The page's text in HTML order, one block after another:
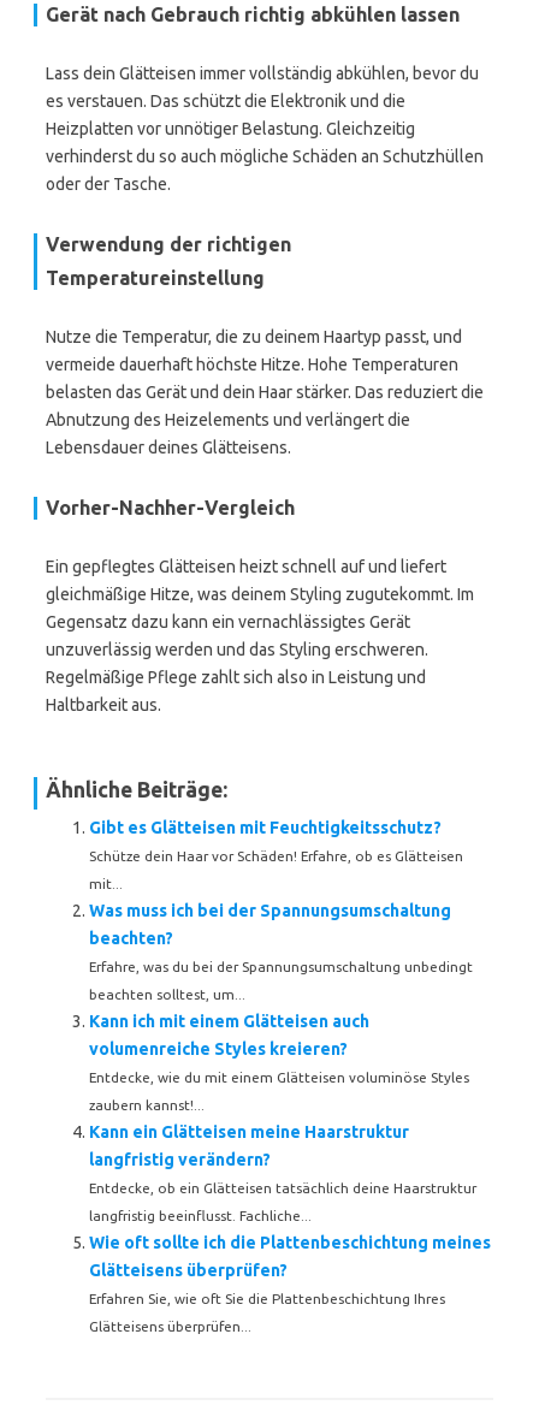
Gerät nach Gebrauch richtig abkühlen lassen
Lass dein Glätteisen immer vollständig abkühlen, bevor du
es verstauen. Das schützt die Elektronik und die
Heizplatten vor unnötiger Belastung. Gleichzeitig
verhinderst du so auch mögliche Schäden an Schutzhüllen
oder der Tasche.
Verwendung der richtigen
Temperatureinstellung
Nutze die Temperatur, die zu deinem Haartyp passt, und
vermeide dauerhaft höchste Hitze. Hohe Temperaturen
belasten das Gerät und dein Haar stärker. Das reduziert die
Abnutzung des Heizelements und verlängert die
Lebensdauer deines Glätteisens.
Vorher-Nachher-Vergleich
Ein gepflegtes Glätteisen heizt schnell auf und liefert
gleichmäßige Hitze, was deinem Styling zugutekommt. Im
Gegensatz dazu kann ein vernachlässigtes Gerät
unzuverlässig werden und das Styling erschweren.
Regelmäßige Pflege zahlt sich also in Leistung und
Haltbarkeit aus.
Ähnliche Beiträge:
Gibt es Glätteisen mit Feuchtigkeitsschutz?
Schütze dein Haar vor Schäden! Erfahre, ob es Glätteisen
mit...
Was muss ich bei der Spannungsumschaltung
beachten?
Erfahre, was du bei der Spannungsumschaltung unbedingt
beachten solltest, um...
Kann ich mit einem Glätteisen auch
volumenreiche Styles kreieren?
Entdecke, wie du mit einem Glätteisen voluminöse Styles
zaubern kannst!...
Kann ein Glätteisen meine Haarstruktur
langfristig verändern?
Entdecke, ob ein Glätteisen tatsächlich deine Haarstruktur
langfristig beeinflusst. Fachliche...
Wie oft sollte ich die Plattenbeschichtung meines
Glätteisens überprüfen?
Erfahren Sie, wie oft Sie die Plattenbeschichtung Ihres
Glätteisens überprüfen...